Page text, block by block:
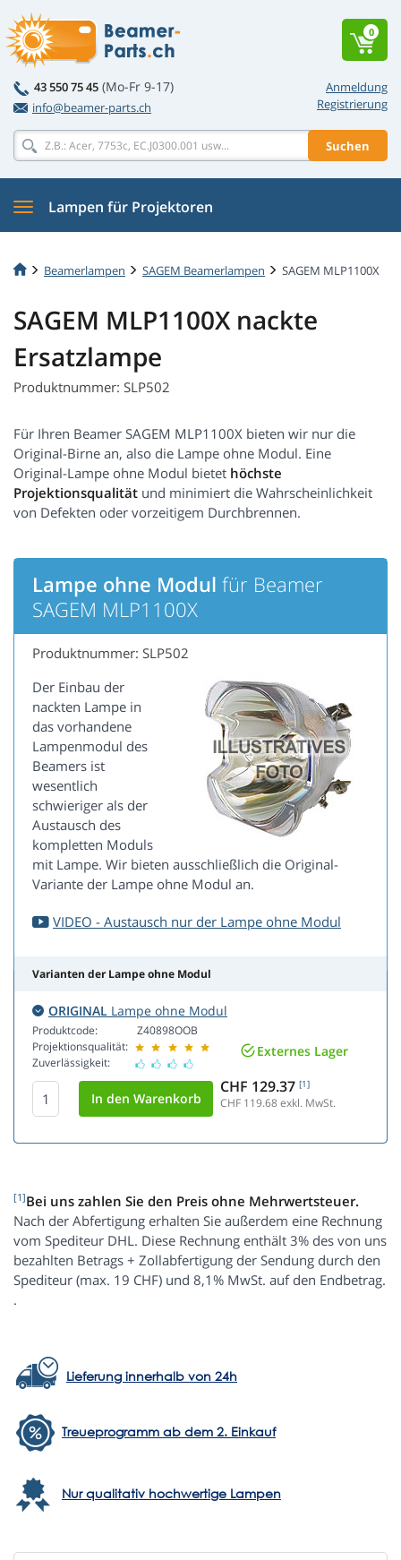
Anmeldung
Registrierung
43 550 75 45 (Mo-Fr 9-17)
info@beamer-parts.ch
Suchen
0
Lampen für Projektoren
Beamerlampen SAGEM Beamerlampen SAGEM MLP1100X
SAGEM MLP1100X nackte
Ersatzlampe
Produktnummer: SLP502
Für Ihren Beamer SAGEM MLP1100X bieten wir nur die
Original-Birne an, also die Lampe ohne Modul. Eine
Original-Lampe ohne Modul bietet höchste
Projektionsqualität und minimiert die Wahrscheinlichkeit
von Defekten oder vorzeitigem Durchbrennen.
Lampe ohne Modul für Beamer
SAGEM MLP1100X
Produktnummer: SLP502
Der Einbau der
nackten Lampe in
das vorhandene
Lampenmodul des
Beamers ist
wesentlich
schwieriger als der
Austausch des
kompletten Moduls
mit Lampe. Wir bieten ausschließlich die Original-
Variante der Lampe ohne Modul an.
VIDEO - Austausch nur der Lampe ohne Modul
Varianten der Lampe ohne Modul
ORIGINAL Lampe ohne Modul
Produktcode:
Projektionsqualität:
Zuverlässigkeit:
Z40898OOB
Externes Lager
CHF 129.37 [1]
CHF 119.68exkl. MwSt.
[1]Bei uns zahlen Sie den Preis ohne Mehrwertsteuer.
Nach der Abfertigung erhalten Sie außerdem eine Rechnung
vom Spediteur DHL. Diese Rechnung enthält 3% des von uns
bezahlten Betrags + Zollabfertigung der Sendung durch den
Spediteur (max. 19 CHF) und 8,1% MwSt. auf den Endbetrag.
.
Lieferung innerhalb von 24h
Treueprogramm ab dem 2. Einkauf
Nur qualitativ hochwertige Lampen